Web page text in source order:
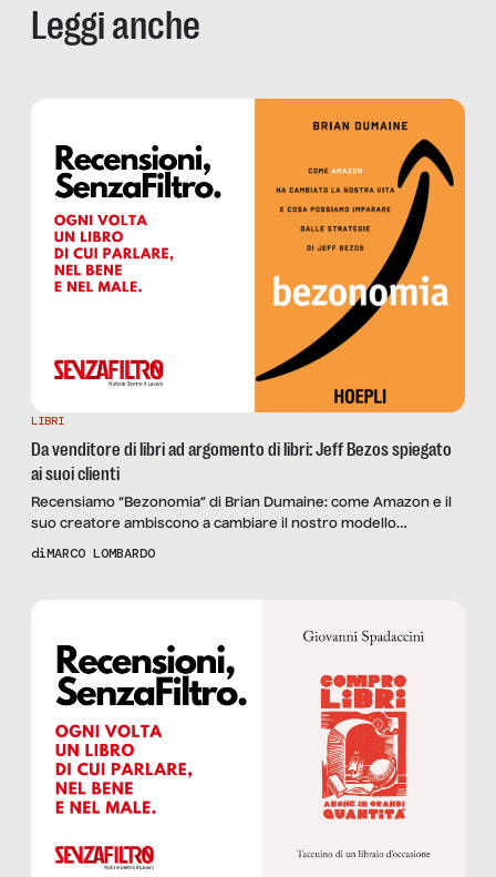
Leggi anche
LIBRI
Da venditore di libri ad argomento di libri: Jeff Bezos spiegato
ai suoi clienti
Recensiamo “Bezonomia” di Brian Dumaine: come Amazon e il
suo creatore ambiscono a cambiare il nostro modello
economico e sociale.
diMARCO LOMBARDO